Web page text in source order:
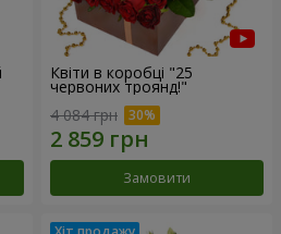
Квіти в коробці "25
червоних троянд!"
4 084 грн
Замовити